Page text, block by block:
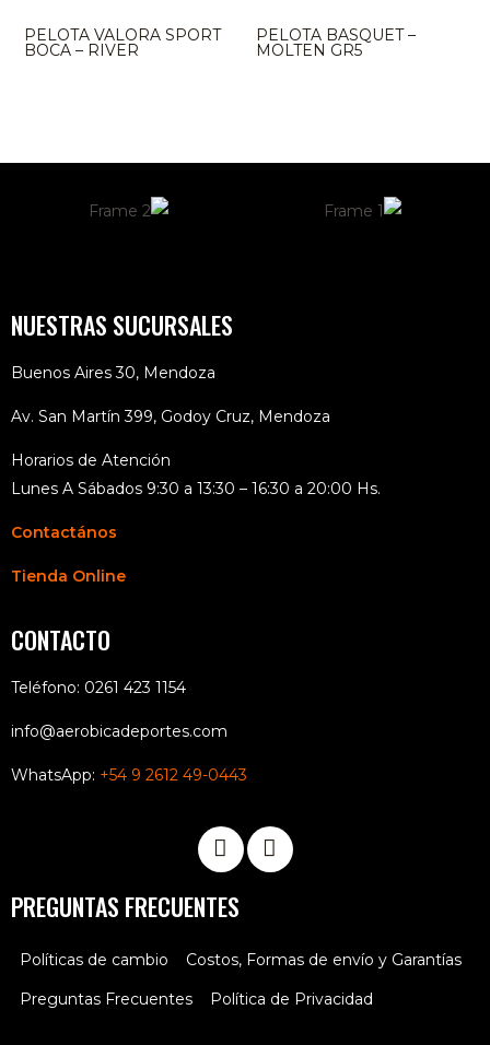
PELOTA VALORA SPORT
BOCA – RIVER
PELOTA BASQUET –
MOLTEN GR5
NUESTRAS SUCURSALES
Buenos Aires 30, Mendoza
Av. San Martín 399, Godoy Cruz, Mendoza
Horarios de Atención
Lunes A Sábados 9:30 a 13:30 – 16:30 a 20:00 Hs.
Contactános
Tienda Online
CONTACTO
Teléfono: 0261 423 1154
info@aerobicadeportes.com
WhatsApp: +54 9 2612 49-0443
PREGUNTAS FRECUENTES
Políticas de cambio
Costos, Formas de envío y Garantías
Preguntas Frecuentes
Política de Privacidad